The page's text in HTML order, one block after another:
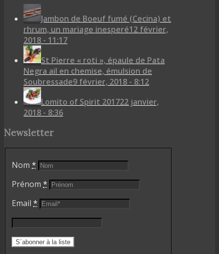
Jambon de Boeuf fumé (Cecina) et
rhrum, un mariage inesperé12 février,
2018 - 11:17
St Pierre « roti », épaule de Pata
Negra ail en chemise, émulsion de
Soubressade9 février, 2018 - 8:12
Lomito of Spirit 201722 janvier,
2018 - 8:36
Newsletter
Nom *
Prénom *
Email *